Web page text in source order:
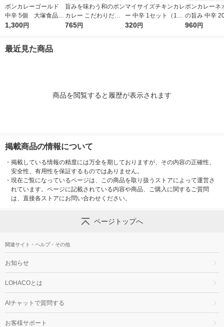
ボンカレーゴールド
中辛 5個 大塚食品
レンジ対応
1,300円
旨みを味わう和のボン
カレー こだわりだし
の和風カレー 中辛
765円
マイサイズチキンカレ
ー 中辛 1セット（1個
（100g）×2） 100k
320円
ボンカレーネ
の旨み 中辛
ット（1個×3
960円
最近見た商品
商品を閲覧すると履歴が表示されます
掲載商品の情報について
・ 掲載している情報の精度には万全を期しておりますが、その内容の正確性、
安全性、有用性を保証するものではありません。
・ 現在ご覧になっているページは、この商品を取り扱うストアによって運営さ
れています。ページに記載されている内容や商品、ご購入に関するご質問
は、直接各ストアにお問い合わせください。
ページトップへ
関連サイト・ヘルプ・その他
お知らせ
LOHACOとは
AIチャットで質問する
お客様サポート